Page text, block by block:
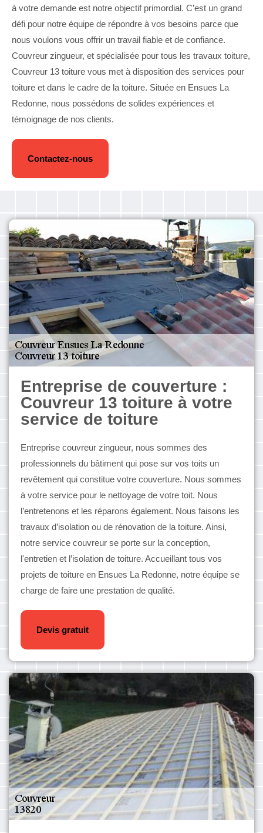
à votre demande est notre objectif primordial. C’est un grand
défi pour notre équipe de répondre à vos besoins parce que
nous voulons vous offrir un travail fiable et de confiance.
Couvreur zingueur, et spécialisée pour tous les travaux toiture,
Couvreur 13 toiture vous met à disposition des services pour
toiture et dans le cadre de la toiture. Située en Ensues La
Redonne, nous possédons de solides expériences et
témoignage de nos clients.
Contactez-nous
Entreprise de couverture :
Couvreur 13 toiture à votre
service de toiture
Entreprise couvreur zingueur, nous sommes des
professionnels du bâtiment qui pose sur vos toits un
revêtement qui constitue votre couverture. Nous sommes
à votre service pour le nettoyage de votre toit. Nous
l’entretenons et les réparons également. Nous faisons les
travaux d’isolation ou de rénovation de la toiture. Ainsi,
notre service couvreur se porte sur la conception,
l'entretien et l’isolation de toiture. Accueillant tous vos
projets de toiture en Ensues La Redonne, notre équipe se
charge de faire une prestation de qualité.
Devis gratuit